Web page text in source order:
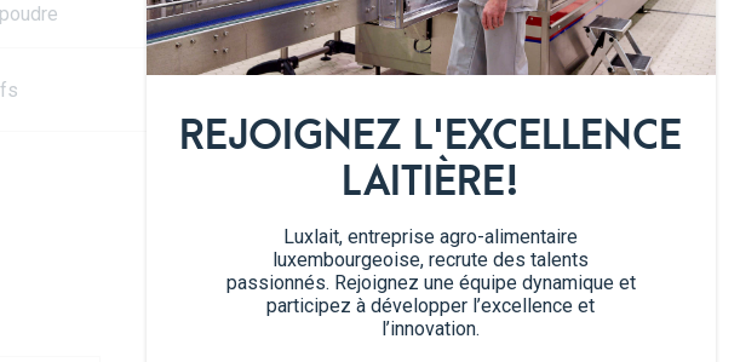
REJOIGNEZ L'EXCELLENCE
LAITIÈRE!
Luxlait, entreprise agro-alimentaire
luxembourgeoise, recrute des talents
passionnés. Rejoignez une équipe dynamique et
participez à développer l’excellence et
l’innovation.
Étapes de préparation